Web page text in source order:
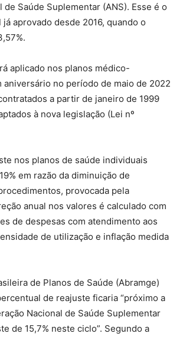
de Saúde Suplementar (ANS). Esse é o
aprovado desde 2016, quando o
aplicado nos planos médico-
aniversário no período de maio de 2022
a partir de janeiro de 1999
à nova legislação (Lei nº
nos planos de saúde individuais
em razão da diminuição de
provocada pela
anual nos valores é calculado com
de despesas com atendimento aos
de utilização e inflação medida
de Planos de Saúde (Abramge)
de reajuste ficaria “próximo a
Nacional de Saúde Suplementar
de 15,7% neste ciclo”. Segundo a